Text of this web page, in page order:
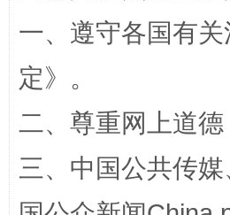
一、遵守各国有
定》。
二、尊重网上道
三、中国公共传